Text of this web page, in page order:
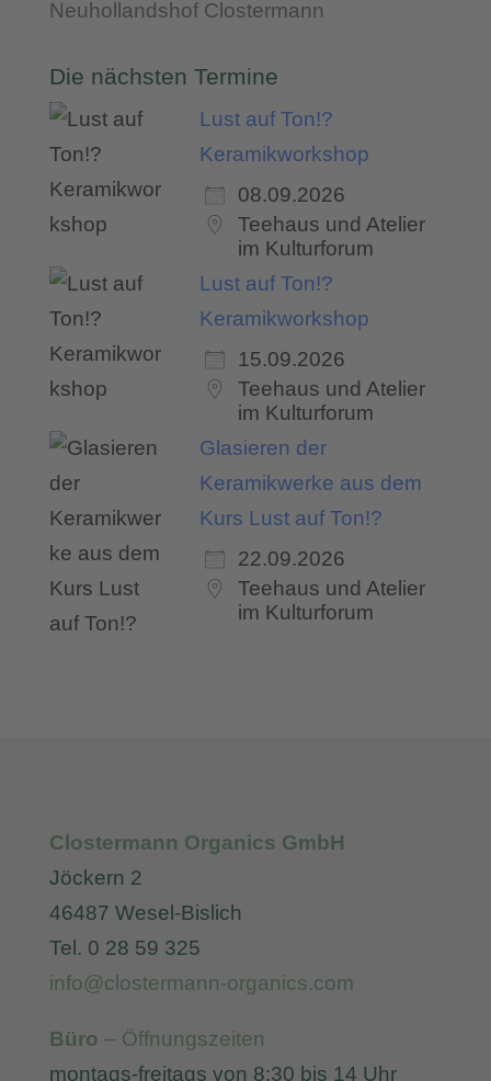
Die nächsten Termine
Lust auf Ton!?
Keramikworkshop
08.09.2026
Teehaus und Atelier
im Kulturforum
Lust auf Ton!?
Keramikworkshop
15.09.2026
Teehaus und Atelier
im Kulturforum
Glasieren der
Keramikwerke aus dem
Kurs Lust auf Ton!?
22.09.2026
Teehaus und Atelier
im Kulturforum
Clostermann Organics GmbH
Jöckern 2
46487 Wesel-Bislich
Tel. 0 28 59 325
info@clostermann-organics.com
Büro – Öffnungszeiten
montags-freitags von 8:30 bis 14 Uhr